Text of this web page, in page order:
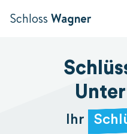
Schloss Wagner
Ihr